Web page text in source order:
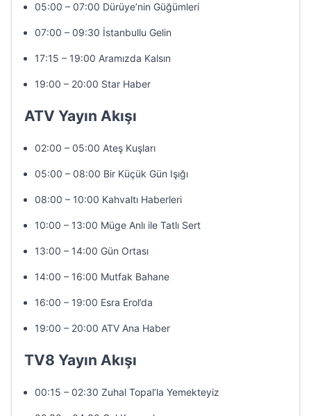
05:00 – 07:00 Dürüye’nin Güğümleri
07:00 – 09:30 İstanbullu Gelin
17:15 – 19:00 Aramızda Kalsın
19:00 – 20:00 Star Haber
ATV Yayın Akışı
02:00 – 05:00 Ateş Kuşları
05:00 – 08:00 Bir Küçük Gün Işığı
08:00 – 10:00 Kahvaltı Haberleri
10:00 – 13:00 Müge Anlı ile Tatlı Sert
13:00 – 14:00 Gün Ortası
14:00 – 16:00 Mutfak Bahane
16:00 – 19:00 Esra Erol’da
19:00 – 20:00 ATV Ana Haber
TV8 Yayın Akışı
00:15 – 02:30 Zuhal Topal’la Yemekteyiz